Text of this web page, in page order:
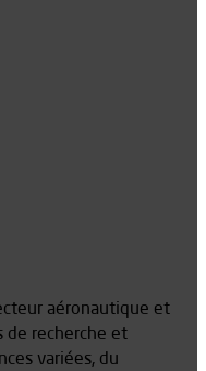
aéronautique et
de recherche et
variées, du